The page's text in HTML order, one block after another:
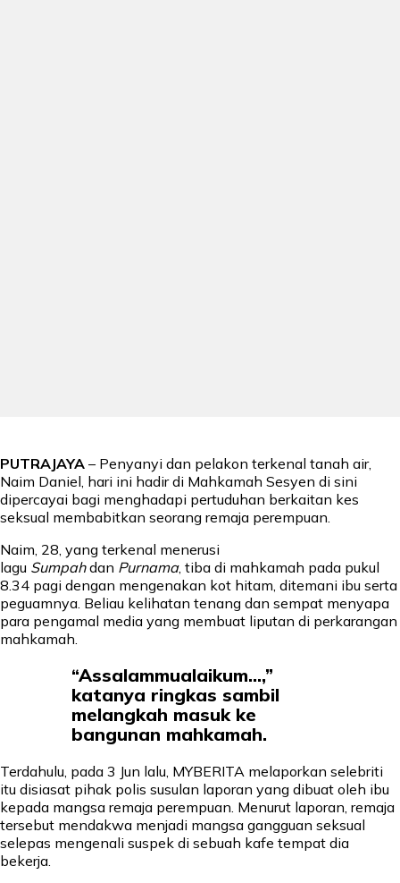
PUTRAJAYA – Penyanyi dan pelakon terkenal tanah air,
Naim Daniel, hari ini hadir di Mahkamah Sesyen di sini
dipercayai bagi menghadapi pertuduhan berkaitan kes
seksual membabitkan seorang remaja perempuan.
Naim, 28, yang terkenal menerusi
lagu Sumpahdan Purnama, tiba di mahkamah pada pukul
8.34 pagi dengan mengenakan kot hitam, ditemani ibu serta
peguamnya. Beliau kelihatan tenang dan sempat menyapa
para pengamal media yang membuat liputan di perkarangan
mahkamah.
“Assalammualaikum…,”
katanya ringkas sambil
melangkah masuk ke
bangunan mahkamah.
Terdahulu, pada 3 Jun lalu, MYBERITA melaporkan selebriti
itu disiasat pihak polis susulan laporan yang dibuat oleh ibu
kepada mangsa remaja perempuan. Menurut laporan, remaja
tersebut mendakwa menjadi mangsa gangguan seksual
selepas mengenali suspek di sebuah kafe tempat dia
bekerja.